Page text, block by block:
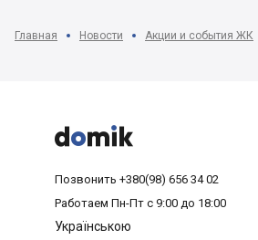
Главная Новости Акции и события ЖК



Позвонить +380(98) 656 34 02
Работаем Пн-Пт с 9:00 до 18:00
Українською